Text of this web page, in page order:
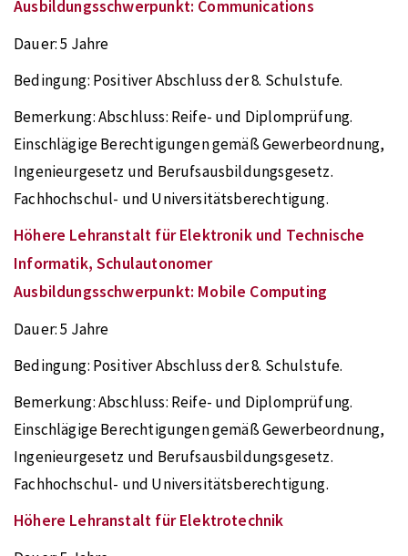
Ausbildungsschwerpunkt: Communications
Dauer:5 Jahre
Bedingung: Positiver Abschluss der 8. Schulstufe.
Bemerkung:Abschluss: Reife- und Diplomprüfung.
Einschlägige Berechtigungen gemäß Gewerbeordnung,
Ingenieurgesetz und Berufsausbildungsgesetz.
Fachhochschul- und Universitätsberechtigung.
Höhere Lehranstalt für Elektronik und Technische
Informatik, Schulautonomer
Ausbildungsschwerpunkt: Mobile Computing
Dauer:5 Jahre
Bedingung: Positiver Abschluss der 8. Schulstufe.
Bemerkung:Abschluss: Reife- und Diplomprüfung.
Einschlägige Berechtigungen gemäß Gewerbeordnung,
Ingenieurgesetz und Berufsausbildungsgesetz.
Fachhochschul- und Universitätsberechtigung.
Höhere Lehranstalt für Elektrotechnik